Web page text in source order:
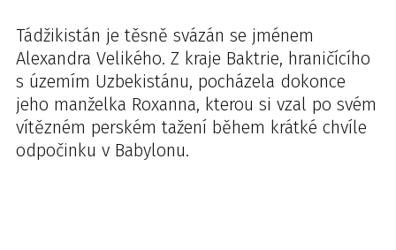
Tádžikistán je těsně svázán se jménem
Alexandra Velikého. Z kraje Baktrie, hraničícího
s územím Uzbekistánu, pocházela dokonce
jeho manželka Roxanna, kterou si vzal po svém
vítězném perském tažení během krátké chvíle
odpočinku v Babylonu.